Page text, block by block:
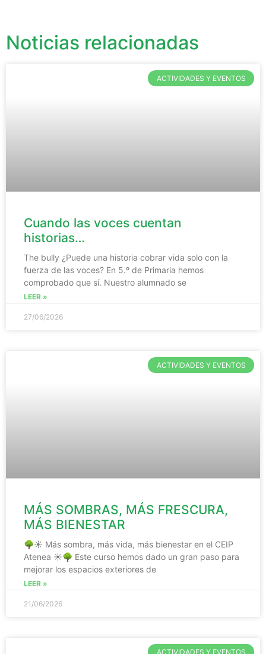
Noticias relacionadas
ACTIVIDADES Y EVENTOS
Cuando las voces cuentan
historias…
The bully ¿Puede una historia cobrar vida solo con la
fuerza de las voces? En 5.º de Primaria hemos
comprobado que sí. Nuestro alumnado se
LEER »
27/06/2026
ACTIVIDADES Y EVENTOS
MÁS SOMBRAS, MÁS FRESCURA,
MÁS BIENESTAR
🌳☀️ Más sombra, más vida, más bienestar en el CEIP
Atenea ☀️🌳 Este curso hemos dado un gran paso para
mejorar los espacios exteriores de
LEER »
21/06/2026
ACTIVIDADES Y EVENTOS